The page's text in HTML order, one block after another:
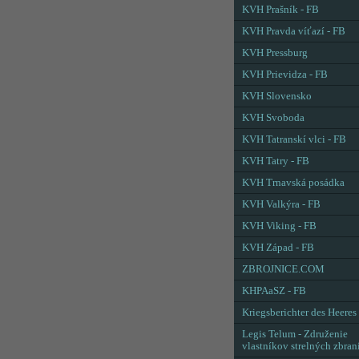
KVH Prašník - FB
KVH Pravda víťazí - FB
KVH Pressburg
KVH Prievidza - FB
KVH Slovensko
KVH Svoboda
KVH Tatranskí vlci - FB
KVH Tatry - FB
KVH Trnavská posádka
KVH Valkýra - FB
KVH Viking - FB
KVH Západ - FB
ZBROJNICE.COM
KHPAaSZ - FB
Kriegsberichter des Heeres
Legis Telum - Združenie
vlastníkov strelných